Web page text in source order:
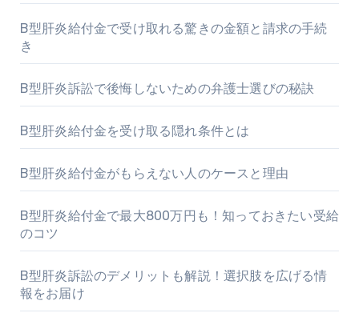
B型肝炎給付金で受け取れる驚きの金額と請求の手続
き
B型肝炎訴訟で後悔しないための弁護士選びの秘訣
B型肝炎給付金を受け取る隠れ条件とは
B型肝炎給付金がもらえない人のケースと理由
B型肝炎給付金で最大800万円も！知っておきたい受給
のコツ
B型肝炎訴訟のデメリットも解説！選択肢を広げる情
報をお届け